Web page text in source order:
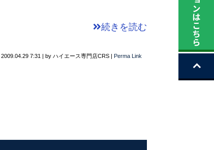
続きを読む
2009.04.29 7:31 | by ハイエース専門店CRS | Perma Link